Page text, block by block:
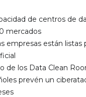
de centros de
mercados
empresas están listas
de los Data Clean
prevén un